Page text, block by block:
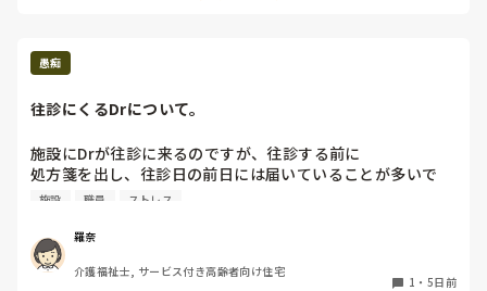
愚痴
往診にくるDrについて。
施設にDrが往診に来るのですが、往診する前に
処方箋を出し、往診日の前日には届いていることが多いで
す。
て思う事も多々あります。
何も伝えてもないのに突然整腸剤が臨時薬として処方されて
いたりします。
施設 職員 ストレス
羅奈
介護福祉士, サービス付き高齢者向け住宅
1 ・ 5日前